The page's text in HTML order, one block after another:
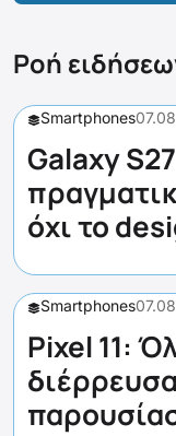
Ροή
Smartphones
Galaxy
όχι το
Smartphones
Pixel 11: